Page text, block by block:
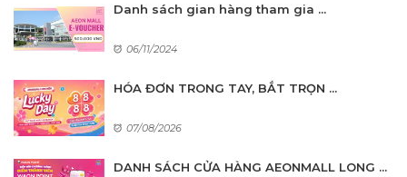
Danh sách gian hàng tham gia ...
06/11/2024
HÓA ĐƠN TRONG TAY, BẮT TRỌN ...
07/08/2026
DANH SÁCH CỬA HÀNG AEONMALL LONG ...